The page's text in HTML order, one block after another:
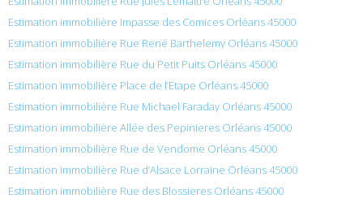
Estimation immobilière Impasse des Comices Orléans 45000
Estimation immobilière Rue René Barthelemy Orléans 45000
Estimation immobilière Rue du Petit Puits Orléans 45000
Estimation immobilière Place de l’Etape Orléans 45000
Estimation immobilière Rue Michael Faraday Orléans 45000
Estimation immobilière Allée des Pepinieres Orléans 45000
Estimation immobilière Rue de Vendome Orléans 45000
Estimation immobilière Rue d’Alsace Lorraine Orléans 45000
Estimation immobilière Rue des Blossieres Orléans 45000